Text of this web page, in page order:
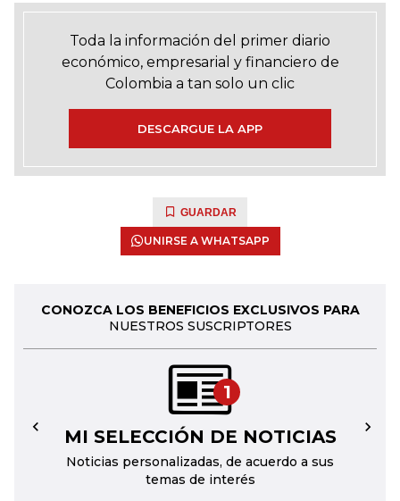
Toda la información del primer diario
económico, empresarial y financiero de
Colombia a tan solo un clic
DESCARGUE LA APP
GUARDAR
UNIRSE A WHATSAPP
CONOZCA LOS BENEFICIOS EXCLUSIVOS PARA
NUESTROS SUSCRIPTORES
1
MI SELECCIÓN DE NOTICIAS
Noticias personalizadas, de acuerdo a sus
temas de interés
← →